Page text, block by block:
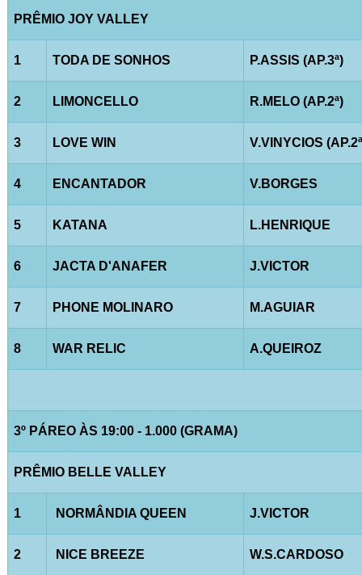
PRÊMIO JOY VALLEY
1 TODA DE SONHOS P.ASSIS (AP.3ª)
2 LIMONCELLO R.MELO (AP.2ª)
3 LOVE WIN V.VINYCIOS
4 ENCANTADOR V.BORGES
5 KATANA L.HENRIQUE
6 JACTA D'ANAFER J.VICTOR
7 PHONE MOLINARO M.AGUIAR
8 WAR RELIC A.QUEIROZ
3º PÁREO ÀS 19:00 - 1.000 (GRAMA)
PRÊMIO BELLE VALLEY
1 NORMÂNDIA QUEEN J.VICTOR
2 NICE BREEZE W.S.CARDOSO